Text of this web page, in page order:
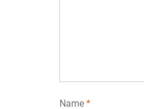
Name *